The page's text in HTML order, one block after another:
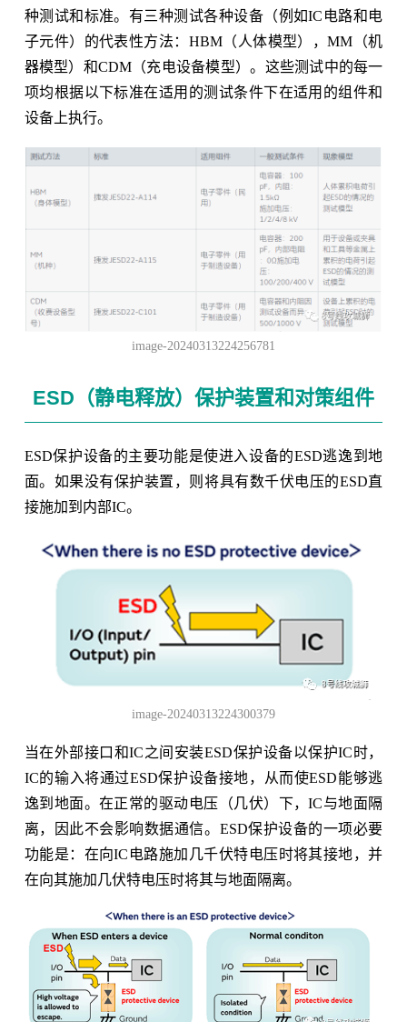
种测试和标准。有三种测试各种设备（例如IC电路和电
子元件）的代表性方法：HBM（人体模型），MM（机
器模型）和CDM（充电设备模型）。这些测试中的每一
项均根据以下标准在适用的测试条件下在适用的组件和
设备上执行。
image-20240313224256781
ESD（静电释放）保护装置和对策组件
ESD保护设备的主要功能是使进入设备的ESD逃逸到地
面。如果没有保护装置，则将具有数千伏电压的ESD直
接施加到内部IC。
image-20240313224300379
当在外部接口和IC之间安装ESD保护设备以保护IC时，
IC的输入将通过ESD保护设备接地，从而使ESD能够逃
逸到地面。在正常的驱动电压（几伏）下，IC与地面隔
离，因此不会影响数据通信。ESD保护设备的一项必要
功能是：在向IC电路施加几千伏特电压时将其接地，并
在向其施加几伏特电压时将其与地面隔离。